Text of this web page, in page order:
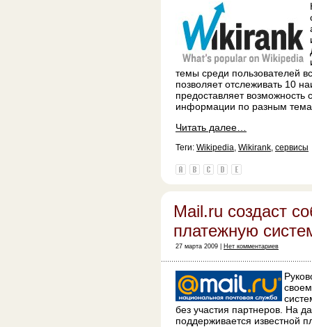
темы среди пользователей
позволяет отслеживать 10
предоставляет возможность
информации по разным
Читать далее…
Теги: Wikipedia, Wikirank, сервисы
Mail.ru создаст
платежную
27 марта 2009 | Нет комментариев
без участия партнеров. На
поддерживается известной